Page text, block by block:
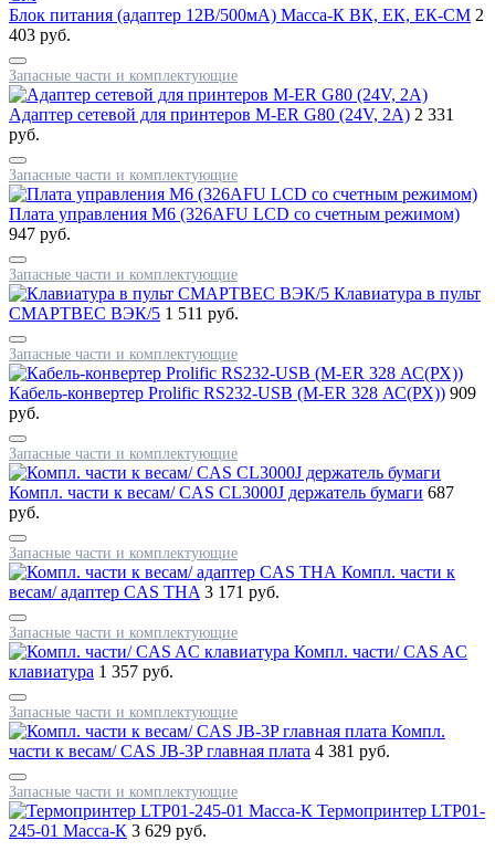
Блок питания (адаптер 12В/500мА) Масса-К ВК, ЕК, ЕК-СМ 2
403 руб.
Запасные части и комплектующие
Адаптер сетевой для принтеров M-ER G80 (24V, 2A) 2 331
руб.
Запасные части и комплектующие
Плата управления М6 (326AFU LCD со счетным режимом)
947 руб.
Запасные части и комплектующие
Клавиатура в пульт
СМАРТВЕС ВЭК/5 1 511 руб.
Запасные части и комплектующие
Кабель-конвертер Prolific RS232-USB (M-ER 328 АС(РХ)) 909
руб.
Запасные части и комплектующие
Компл. части к весам/ CAS CL3000J держатель бумаги 687
руб.
Запасные части и комплектующие
Компл. части к
весам/ адаптер CAS THA 3 171 руб.
Запасные части и комплектующие
Компл. части/ CAS AC
клавиатура 1 357 руб.
Запасные части и комплектующие
Компл.
части к весам/ CAS JB-3P главная плата 4 381 руб.
Запасные части и комплектующие
Термопринтер LTP01-
245-01 Масса-К 3 629 руб.